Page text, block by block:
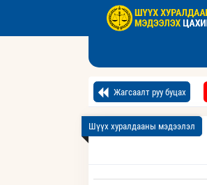
Жагсаалт руу буцах
Шүүх хуралдааны мэдээлэл